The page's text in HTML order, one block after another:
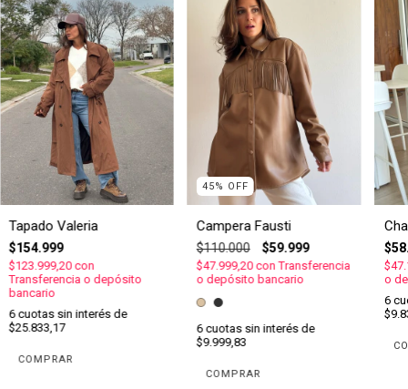
Tapado Valeria
$154.999
$123.999,20 con
Transferencia o depósito
bancario
6 cuotas sin interés de
$25.833,17
COMPRAR
45% OFF
Campera Fausti
$110.000 $59.999
$47.999,20 con Transferencia
o depósito bancario
6 cuotas sin interés de
$9.999,83
COMPRAR
o
6